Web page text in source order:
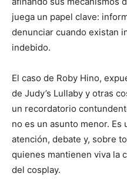
juega un papel clave:
denunciar cuando existan
indebido.
El caso de Roby Hino,
de Judy’s Lullaby y otras
un recordatorio
no es un asunto menor.
atención, debate y, sobre
quienes mantienen viva la
del cosplay.